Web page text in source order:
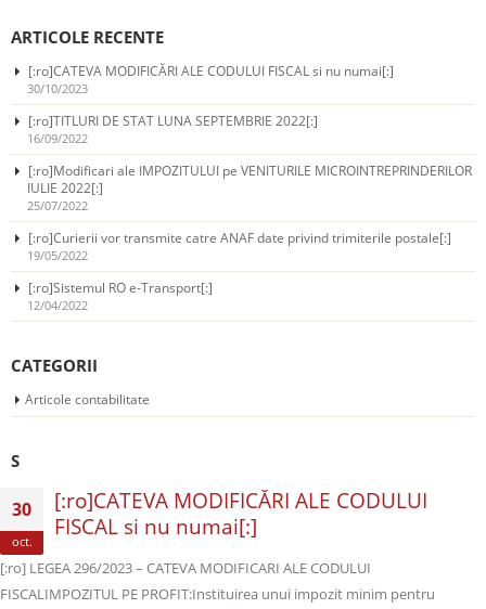
ARTICOLE RECENTE
[:ro]CATEVA MODIFICĂRI ALE CODULUI FISCAL si nu numai[:]
30/10/2023
[:ro]TITLURI DE STAT LUNA SEPTEMBRIE 2022[:]
16/09/2022
[:ro]Modificari ale IMPOZITULUI pe VENITURILE MICROINTREPRINDERILOR
IULIE 2022[:]
25/07/2022
[:ro]Curierii vor transmite catre ANAF date privind trimiterile postale[:]
19/05/2022
[:ro]Sistemul RO e-Transport[:]
12/04/2022
CATEGORII
Articole contabilitate
S
30
oct.
[:ro]CATEVA MODIFICĂRI ALE CODULUI
FISCAL si nu numai[:]
[:ro] LEGEA 296/2023 – CATEVA MODIFICARI ALE CODULUI
FISCALIMPOZITUL PE PROFIT:Instituirea unui impozit minim pentru